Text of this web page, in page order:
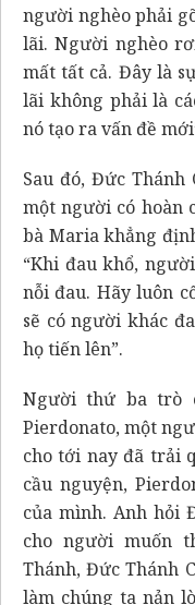
người nghèo phải
lãi. Người nghèo
mất tất cả. Đây là
lãi không phải là
nó tạo ra vấn đề
Sau đó, Đức
một người có hoàn
bà Maria khẳng
“Khi đau khổ,
nỗi đau. Hãy luôn
sẽ có người khác
họ tiến lên”.
Người thứ ba trò
Pierdonato, một
cho tới nay đã trải
cầu nguyện,
của mình. Anh hỏi
cho người muốn
Thánh, Đức Thánh
làm chúng ta nản